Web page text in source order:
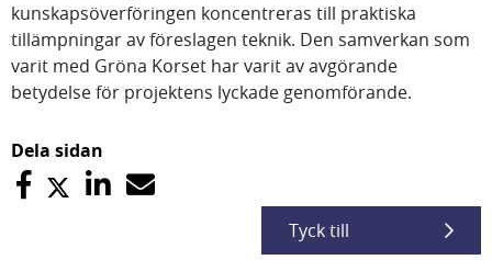
kunskapsöverföringen koncentreras till praktiska
tillämpningar av föreslagen teknik. Den samverkan som
varit med Gröna Korset har varit av avgörande
betydelse för projektens lyckade genomförande.
Dela sidan
Tyck till